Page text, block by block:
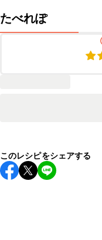
たべれぽ
このレシピをシェアする